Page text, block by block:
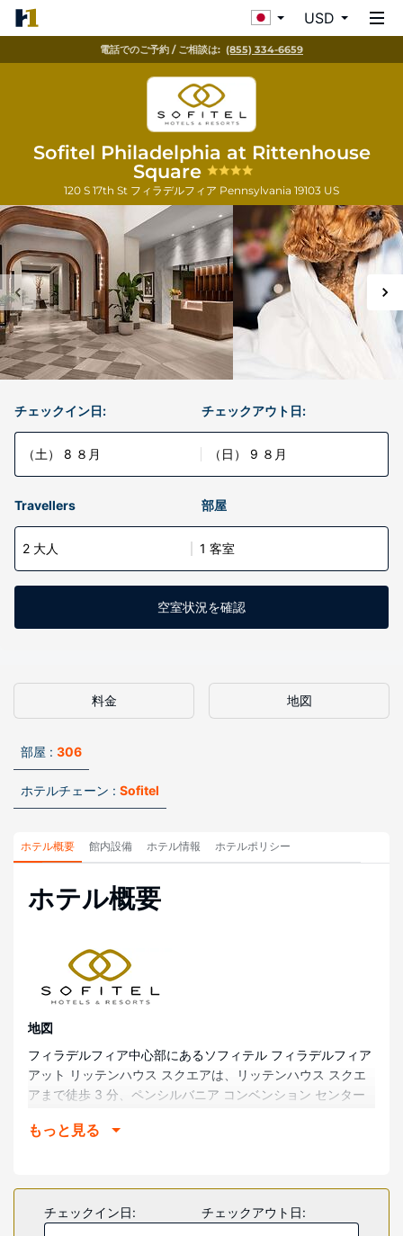
USD
電話でのご予約 / ご相談は: (855) 334-6659
Sofitel Philadelphia at Rittenhouse
Square
120 S 17th St フィラデルフィア Pennsylvania 19103 US
チェックイン日:
（土） 8 ８月
チェックアウト日:
（日） 9 ８月
Travellers 部屋
2 大人 1 客室
空室状況を確認
料金 地図
部屋 : 306
ホテルチェーン : Sofitel
ホテル概要 館内設備 ホテル情報 ホテルポリシー
ホテル概要
地図
フィラデルフィア中心部にあるソフィテル フィラデルフィア
アット リッテンハウス スクエアは、リッテンハウス スクエ
アまで徒歩 3 分、ペンシルバニア コンベンション センター
0.8 km、リーディング ターミナル マーケット (ショッピン
全部で 306 室ある客室にはミニバー、薄型テレビがありま
す。WiFi (無料)をお使いいただけるほか、衛星放送の番組を
もっと見る
チェックイン日: チェックアウト日: